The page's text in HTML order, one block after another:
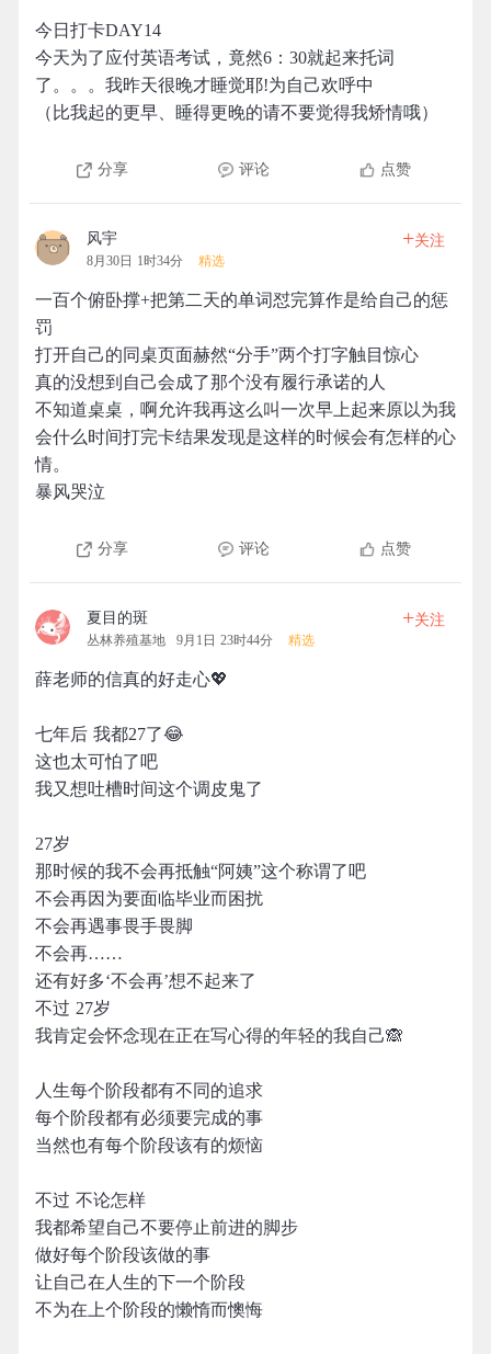
今日打卡DAY14
今天为了应付英语考试，竟然6：30就起来托词
了。。。我昨天很晚才睡觉耶!为自己欢呼中
（比我起的更早、睡得更晚的请不要觉得我矫情哦）
分享 评论 点赞
风宇
8月30日 1时34分 精选
+关注
一百个俯卧撑+把第二天的单词怼完算作是给自己的惩
罚
打开自己的同桌页面赫然“分手”两个打字触目惊心
真的没想到自己会成了那个没有履行承诺的人
不知道桌桌，啊允许我再这么叫一次早上起来原以为我
会什么时间打完卡结果发现是这样的时候会有怎样的心
情。
暴风哭泣
分享 评论 点赞
夏目的斑
丛林养殖基地 9月1日 23时44分 精选
+关注
薛老师的信真的好走心💖
七年后 我都27了😂
这也太可怕了吧
我又想吐槽时间这个调皮鬼了
27岁
那时候的我不会再抵触“阿姨”这个称谓了吧
不会再因为要面临毕业而困扰
不会再遇事畏手畏脚
不会再……
还有好多‘不会再’想不起来了
不过 27岁
我肯定会怀念现在正在写心得的年轻的我自己🙈
人生每个阶段都有不同的追求
每个阶段都有必须要完成的事
当然也有每个阶段该有的烦恼
不过 不论怎样
我都希望自己不要停止前进的脚步
做好每个阶段该做的事
让自己在人生的下一个阶段
不为在上个阶段的懒惰而懊悔